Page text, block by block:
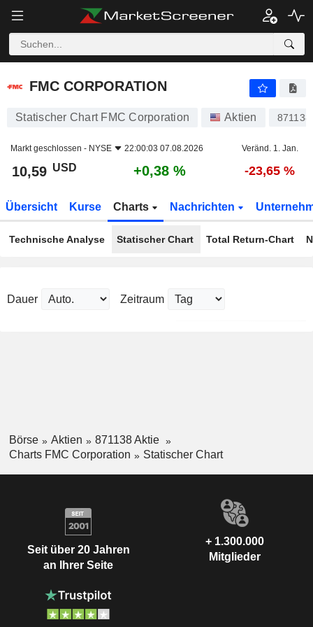
FMC CORPORATION
FMC CORPORATION
Statischer Chart FMC Corporation Aktien 871138
Markt geschlossen - NYSE 22:00:03 07.08.2026 Veränd. 1. Jan.
10,59 USD +0,38 % -23,65 %
Übersicht Kurse Charts Nachrichten
Technische Analyse Statischer Chart Total Return-Chart
Dauer Zeitraum
Börse Aktien
871138 Aktie
Charts FMC Corporation
Statischer Chart
Seit über 20 Jahren
an Ihrer Seite
+ 1.300.000
Mitglieder